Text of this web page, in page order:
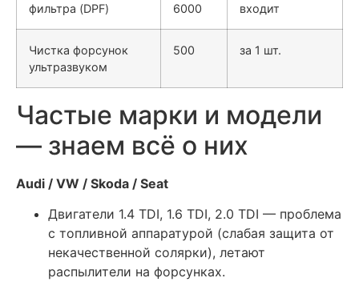
фильтра (DPF)
6000
входит
Чистка форсунок
ультразвуком
500 за 1 шт.
Частые марки и модели
— знаем всё о них
Audi / VW / Skoda / Seat
Двигатели 1.4 TDI, 1.6 TDI, 2.0 TDI — проблема
с топливной аппаратурой (слабая защита от
некачественной солярки), летают
распылители на форсунках.